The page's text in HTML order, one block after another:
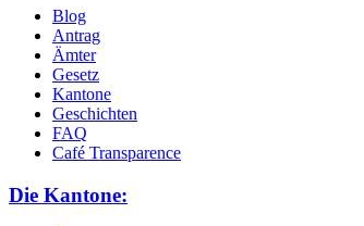
Blog
Antrag
Ämter
Gesetz
Kantone
Geschichten
FAQ
Café Transparence
Die Kantone: